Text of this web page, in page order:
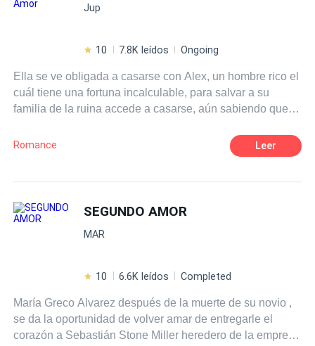
Jup
10 7.8K leídos Ongoing
Ella se ve obligada a casarse con Alex, un hombre rico el
cuál tiene una fortuna incalculable, para salvar a su
familia de la ruina accede a casarse, aún sabiendo que
vez que nos veíamos el me daba una rosa, era atento y
considerado” Después de casarse recibe cartas de un
meses”, “Desde que te casaste con tu marido y el sabe
que eres casada”, “Siempre que mi esposo se va de viaje
me llegan” El un hombre frío con los demás, pero con ella
con el fin de no lastimarla " todo lo que hago es por ti y tú
tiempo puedas entenderlo" Y como toda historia de amor
problemas que los rodean “Ella no es más que una mujer
interesada", “Se caso contigo sólo por tu dinero” Pero con
Romance Leer
SEGUNDO AMOR
MAR
10 6.6K leídos Completed
María Greco Alvarez después de la muerte de su novio ,
se da la oportunidad de volver amar de entregarle el
corazón a Sebastián Stone Miller heredero de la empresa